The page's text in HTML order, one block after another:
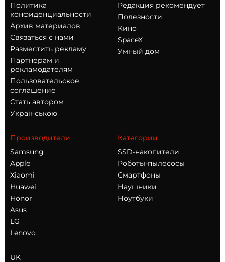
Политика
конфиденциальности
Архив материалов
Связаться с нами
Разместить рекламу
Партнерам и
рекламодателям
Пользовательское
соглашение
Стать автором
Українською
Редакция рекомендует
Полезности
Кино
SpaceX
Умный дом
Производители
Samsung
Apple
Xiaomi
Huawei
Honor
Asus
LG
Lenovo
Категории
SSD-накопители
Роботы-пылесосы
Смартфоны
Наушники
Ноутбуки
UK